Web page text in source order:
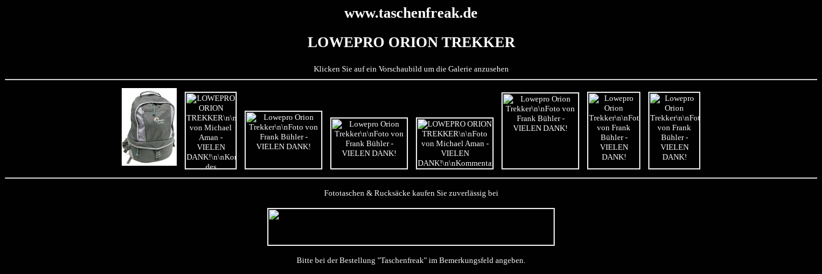
www.taschenfreak.de
LOWEPRO ORION TREKKER
Klicken Sie auf ein Vorschaubild um die Galerie anzusehen
Fototaschen & Rucksäcke kaufen Sie zuverlässig bei
Bitte bei der Bestellung "Taschenfreak" im Bemerkungsfeld angeben.